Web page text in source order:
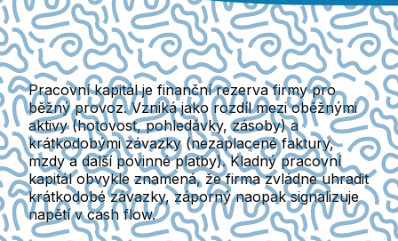
Pracovní kapitálje finanční rezerva firmy pro
běžný provoz. Vzniká jako rozdíl mezi oběžnými
aktivy (hotovost, pohledávky, zásoby) a
krátkodobými závazky (nezaplacené faktury,
mzdy a další povinné platby). Kladný pracovní
kapitál obvykle znamená, že firma zvládne uhradit
krátkodobé závazky, záporný naopak signalizuje
napětí v cash flow.